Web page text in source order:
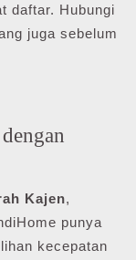
daftar. Hubungi
juga sebelum
Kajen,
punya
kecepatan